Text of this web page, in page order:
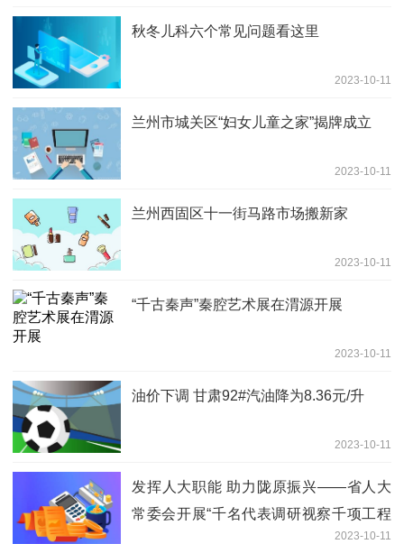
秋冬儿科六个常见问题看这里
2023-10-11
兰州市城关区“妇女儿童之家”揭牌成立
2023-10-11
兰州西固区十一街马路市场搬新家
2023-10-11
“千古秦声”秦腔艺术展在渭源开展
2023-10-11
油价下调 甘肃92#汽油降为8.36元/升
2023-10-11
发挥人大职能 助力陇原振兴——省人大
常委会开展“千名代表调研视察千项工程
2023-10-11